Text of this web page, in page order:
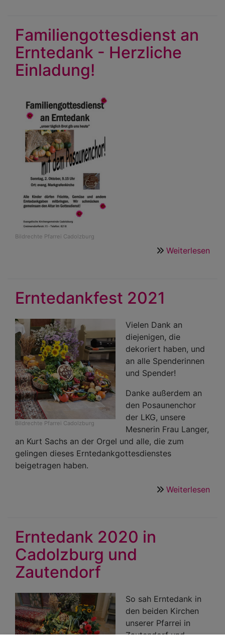
Familiengottesdienst an
Erntedank - Herzliche
Einladung!
Bildrechte Pfarrei Cadolzburg
Weiterlesen
Erntedankfest 2021
Bildrechte Pfarrei Cadolzburg
Vielen Dank an
diejenigen, die
dekoriert haben, und
an alle Spenderinnen
und Spender!
Danke außerdem an
den Posaunenchor
der LKG, unsere
Mesnerin Frau Langer,
an Kurt Sachs an der Orgel und alle, die zum
gelingen dieses Erntedankgottesdienstes
beigetragen haben.
Weiterlesen
Erntedank 2020 in
Cadolzburg und
Zautendorf
So sah Erntedank in
den beiden Kirchen
unserer Pfarrei in